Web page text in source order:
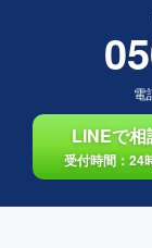
電
LINEで相
受付時間：24